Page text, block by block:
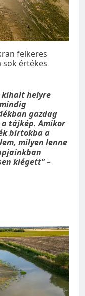
felkeres
sok értékes
kihalt helyre
gazdag
a tájkép. Amikor
birtokba a
milyen lenne
kiégett” –